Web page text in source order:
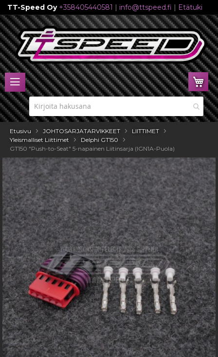
TT-Speed Oy +358405440581 | info@ttspeed.fi | Etätuki
Skip
to
Content
Etusivu JOHTOSARJATARVIKKEET
LIITTIMET
Yleismalliset Liittimet
Delphi GT150
GT150 "Push-to-Seat" 5-napainen Liitinsarja (IGN1A-Puola)
Skip
the
end
of
the
images
gallery